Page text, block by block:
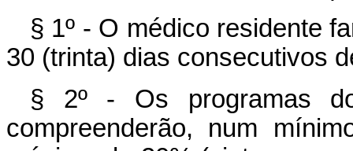
§ 1º - O médico residente
30 (trinta) dias consecutivos
§ 2º - Os programas
compreenderão, num